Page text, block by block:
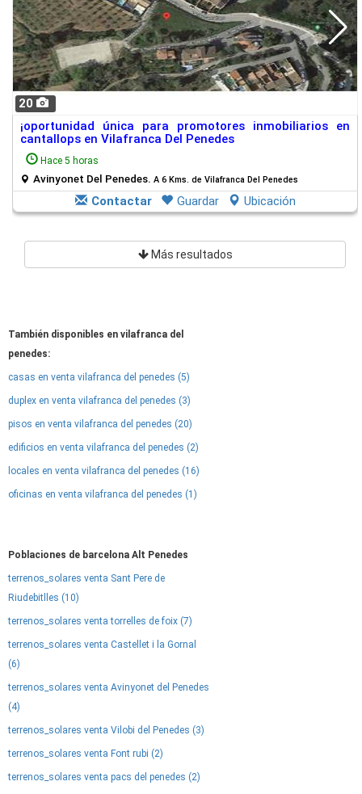
20
¡oportunidad única para promotores inmobiliarios en
cantallops en Vilafranca Del Penedes
Hace 5 horas
Avinyonet Del Penedes. A 6 Kms. de Vilafranca Del Penedes
Contactar Guardar Ubicación
Más resultados
También disponibles en vilafranca del
penedes:
casas en venta vilafranca del penedes (5)
duplex en venta vilafranca del penedes (3)
pisos en venta vilafranca del penedes (20)
edificios en venta vilafranca del penedes (2)
locales en venta vilafranca del penedes (16)
oficinas en venta vilafranca del penedes (1)
Poblaciones de barcelona Alt Penedes
terrenos_solares venta Sant Pere de
Riudebitlles (10)
terrenos_solares venta torrelles de foix (7)
terrenos_solares venta Castellet i la Gornal
(6)
terrenos_solares venta Avinyonet del Penedes
(4)
terrenos_solares venta Vilobi del Penedes (3)
terrenos_solares venta Font rubi (2)
terrenos_solares venta pacs del penedes (2)